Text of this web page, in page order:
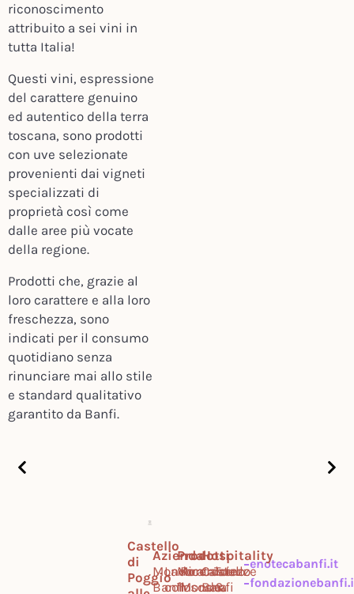
riconoscimento
attribuito a sei vini in
tutta Italia!
Questi vini, espressione
del carattere genuino
ed autentico della terra
toscana, sono prodotti
con uve selezionate
provenienti dai vigneti
specializzati di
proprietà così come
dalle aree più vocate
della regione.
Prodotti che, grazie al
loro carattere e alla loro
freschezza, sono
indicati per il consumo
quotidiano senza
rinunciare mai allo stile
e standard qualitativo
garantito da Banfi.
Castello
di
Poggio
Azienda
Mondo
Banfi
Lavora
con
Prodotti
Montalcino
Toscana
Ricercatezze
Mondo
Hospitality
Castello
Banfi
Tour
&
enotecabanfi.it